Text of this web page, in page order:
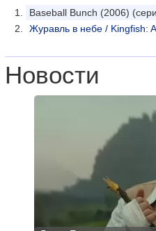
Baseball Bunch (2006)
Журавль в небе / Kingfish:
Новости